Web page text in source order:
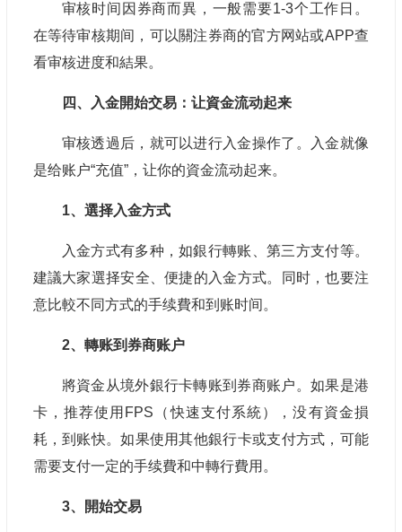
审核时间因券商而異，一般需要1-3个工作日。
在等待审核期间，可以關注券商的官方网站或APP查
看审核进度和結果。
四、 入金開始交易：让資金流动起来
审核透過后，就可以进行入金操作了。入金就像
是给账户“充值”，让你的資金流动起来。
1、選择入金方式
入金方式有多种，如銀行轉账、第三方支付等。
建議大家選择安全、便捷的入金方式。同时，也要注
意比較不同方式的手续費和到账时间。
2、轉账到券商账户
將資金从境外銀行卡轉账到券商账户。如果是港
卡，推荐使用FPS（快速支付系統），没有資金損
耗，到账快。如果使用其他銀行卡或支付方式，可能
需要支付一定的手续費和中轉行費用。
3、開始交易